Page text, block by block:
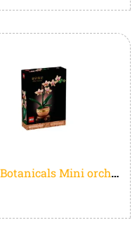
LEGO Botanicals Mini orchidee - 10343